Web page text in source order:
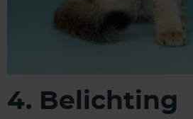
4. Belichting